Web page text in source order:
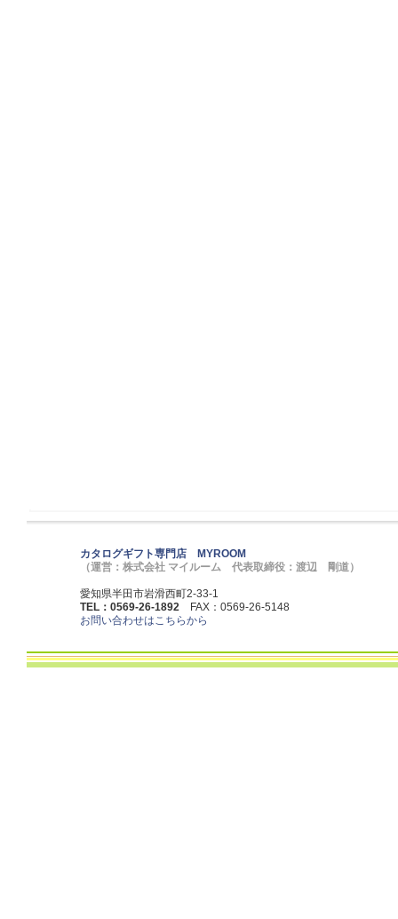
カタログギフト専門店 MYROOM
（運営：株式会社 マイルーム 代表取締役：渡辺 剛道）
愛知県半田市岩滑西町2-33-1
TEL：0569-26-1892 FAX：0569-26-5148
お問い合わせはこちらから